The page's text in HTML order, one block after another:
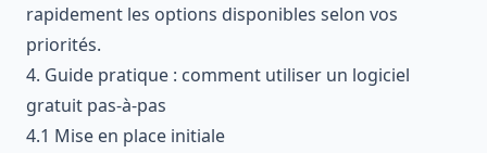
rapidement les options disponibles selon vos
priorités.
4. Guide pratique : comment utiliser un logiciel
gratuit pas-à-pas
4.1 Mise en place initiale